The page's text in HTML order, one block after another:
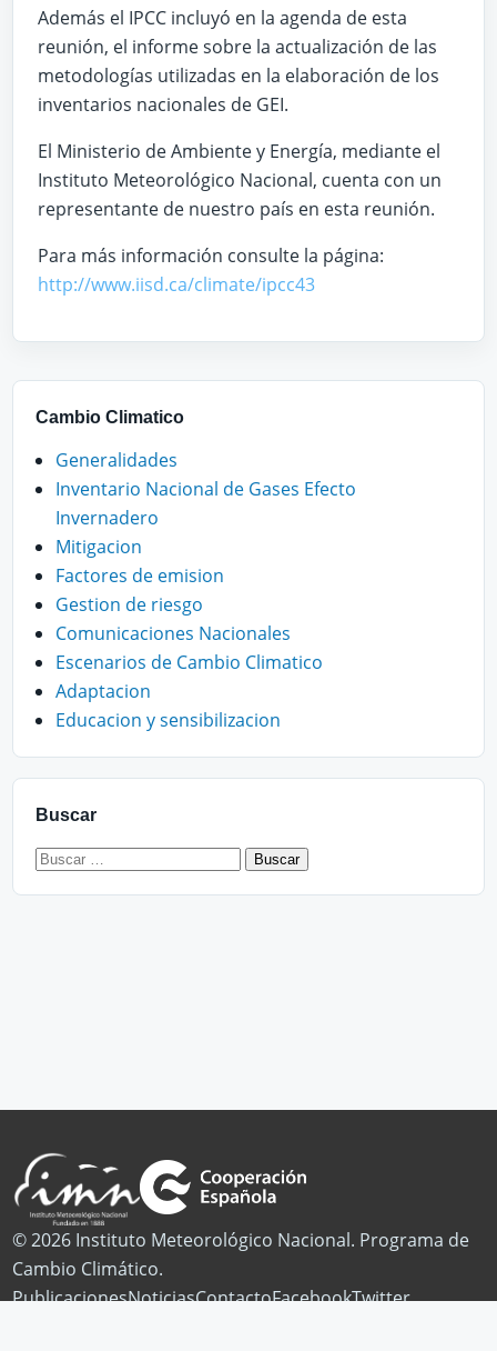
Además el IPCC incluyó en la agenda de esta
reunión, el informe sobre la actualización de las
metodologías utilizadas en la elaboración de los
inventarios nacionales de GEI.
El Ministerio de Ambiente y Energía, mediante el
Instituto Meteorológico Nacional, cuenta con un
representante de nuestro país en esta reunión.
Para más información consulte la página:
http://www.iisd.ca/climate/ipcc43
Cambio Climatico
Generalidades
Inventario Nacional de Gases Efecto
Invernadero
Mitigacion
Factores de emision
Gestion de riesgo
Comunicaciones Nacionales
Escenarios de Cambio Climatico
Adaptacion
Educacion y sensibilizacion
Buscar
Buscar:
© 2026 Instituto Meteorológico Nacional. Programa de
Cambio Climático.
PublicacionesNoticiasContactoFacebookTwitter